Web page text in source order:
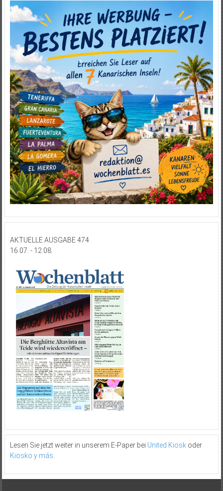
AKTUELLE AUSGABE 474
16.07. - 12.08.
Lesen Sie jetzt weiter in unserem E-Paper bei United Kioskoder
Kiosko y más.